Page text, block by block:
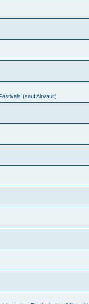
(sauf Airvault)